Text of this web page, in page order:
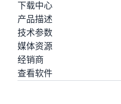
下载中心
产品描述
技术参数
媒体资源
经销商
查看软件